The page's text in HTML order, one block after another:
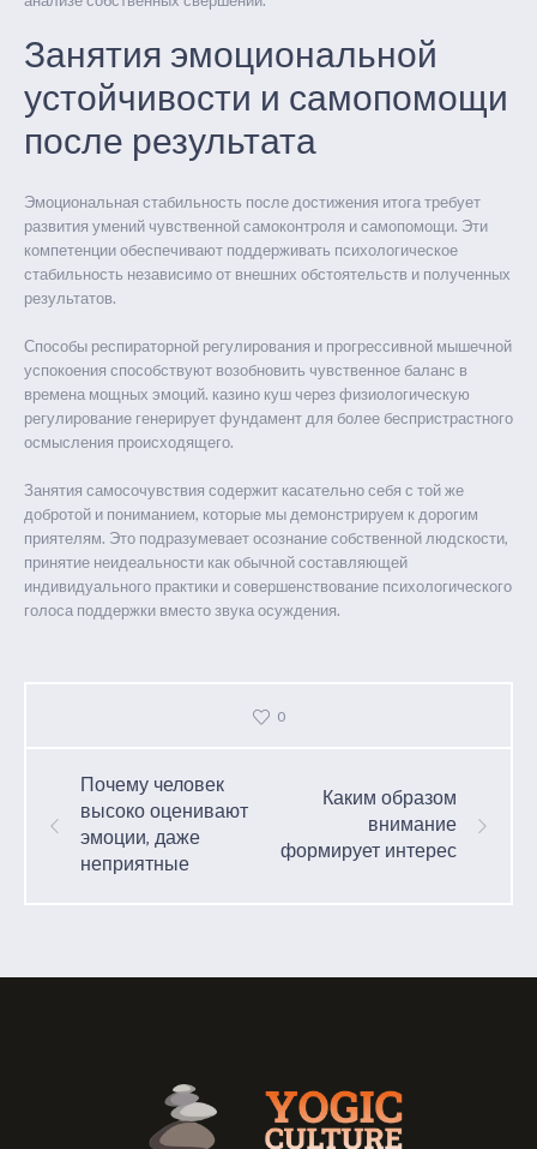
Занятия эмоциональной
устойчивости и самопомощи
после результата
Эмоциональная стабильность после достижения итога требует
развития умений чувственной самоконтроля и самопомощи. Эти
компетенции обеспечивают поддерживать психологическое
стабильность независимо от внешних обстоятельств и полученных
результатов.
Способы респираторной регулирования и прогрессивной мышечной
успокоения способствуют возобновить чувственное баланс в
времена мощных эмоций. казино куш через физиологическую
регулирование генерирует фундамент для более беспристрастного
осмысления происходящего.
Занятия самосочувствия содержит касательно себя с той же
добротой и пониманием, которые мы демонстрируем к дорогим
приятелям. Это подразумевает осознание собственной людскости,
принятие неидеальности как обычной составляющей
индивидуального практики и совершенствование психологического
голоса поддержки вместо звука осуждения.
0
Почему человек
высоко оценивают
эмоции, даже
неприятные
Каким образом
внимание
формирует интерес